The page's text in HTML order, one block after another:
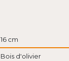
16 cm
Bois d'olivier